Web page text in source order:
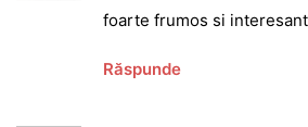
foarte frumos si interesant
Răspunde